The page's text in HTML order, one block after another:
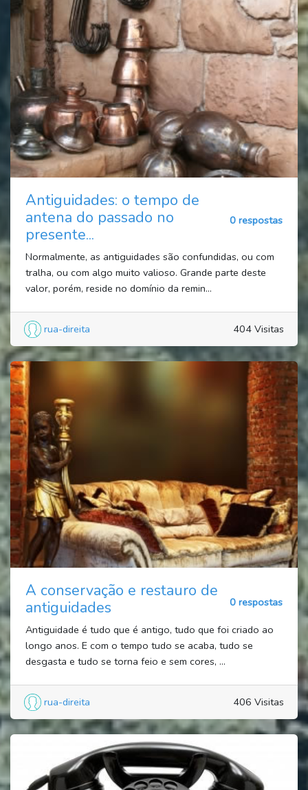
Antiguidades: o tempo de
antena do passado no
presente...
0 respostas
Normalmente, as antiguidades são confundidas, ou com
tralha, ou com algo muito valioso. Grande parte deste
valor, porém, reside no domínio da remin...
rua-direita 404 Visitas
A conservação e restauro de
antiguidades
0 respostas
Antiguidade é tudo que é antigo, tudo que foi criado ao
longo anos. E com o tempo tudo se acaba, tudo se
desgasta e tudo se torna feio e sem cores, ...
rua-direita 406 Visitas